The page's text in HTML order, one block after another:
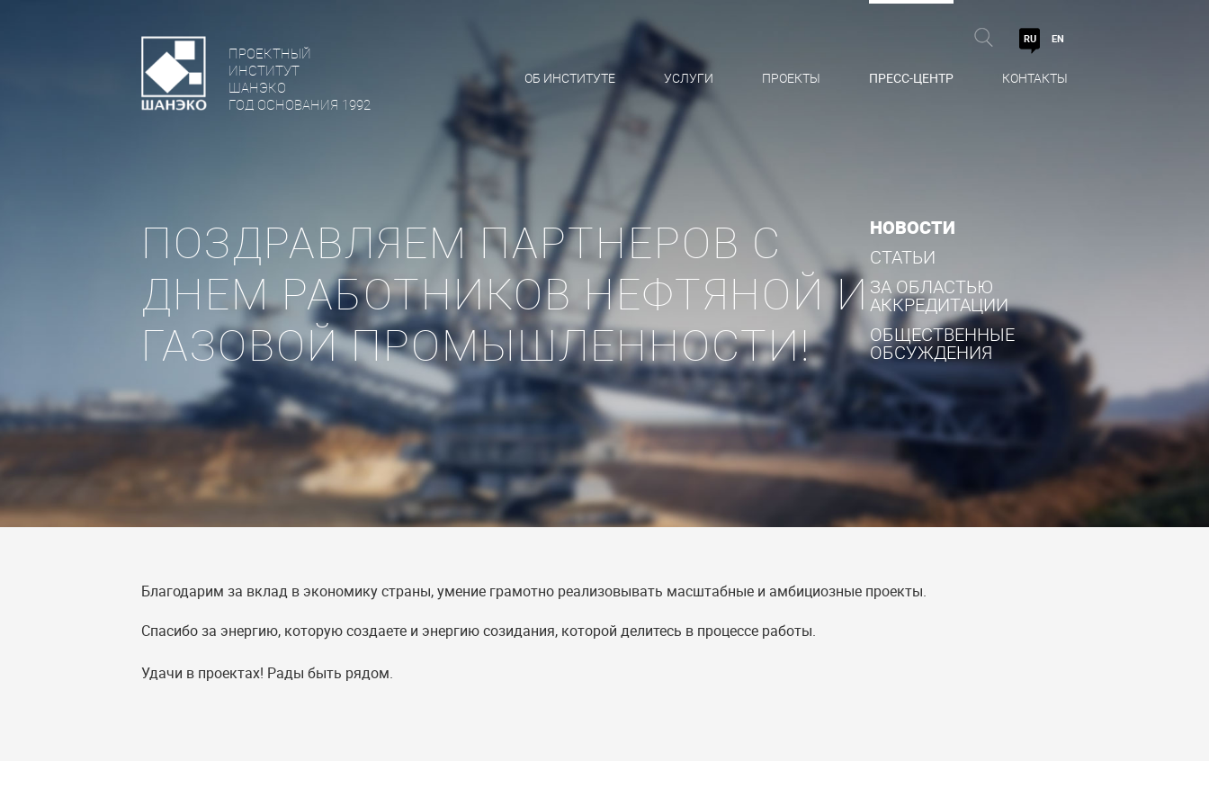
ПРОЕКТНЫЙ
ИНСТИТУТ
ШАНЭКО
ГОД ОСНОВАНИЯ 1992
RU EN
ОБ ИНСТИТУТЕ УСЛУГИ ПРОЕКТЫ ПРЕСС-ЦЕНТР КОНТАКТЫ
ПОЗДРАВЛЯЕМ ПАРТНЕРОВ С
ДНЕМ РАБОТНИКОВ НЕФТЯНОЙ И
ГАЗОВОЙ ПРОМЫШЛЕННОСТИ!
НОВОСТИ
СТАТЬИ
ЗА ОБЛАСТЬЮ
АККРЕДИТАЦИИ
ОБЩЕСТВЕННЫЕ
ОБСУЖДЕНИЯ
Благодарим за вклад в экономику страны, умение грамотно реализовывать масштабные и амбициозные проекты.
Спасибо за энергию, которую создаете и энергию созидания, которой делитесь в процессе работы.
Удачи в проектах! Рады быть рядом.